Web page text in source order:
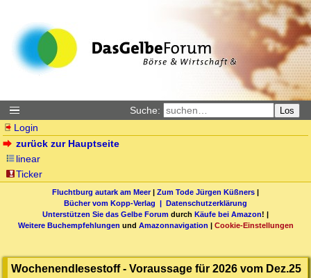
Suche: Los
Login
zurück zur Hauptseite
linear
Ticker
Fluchtburg autark am Meer| Zum Tode Jürgen Küßners |
Bücher vom Kopp-Verlag | Datenschutzerklärung
Unterstützen Sie das Gelbe Forum durch Käufe bei Amazon! |
Weitere Buchempfehlungen und Amazonnavigation | Cookie-Einstellungen
Wochenendlesestoff - Voraussage für 2026 vom Dez.25